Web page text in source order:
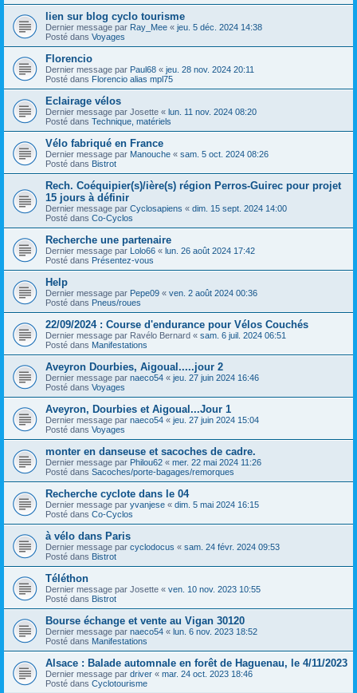
lien sur blog cyclo tourisme
Dernier message par Ray_Mee « jeu. 5 déc. 2024 14:38
Posté dans Voyages
Florencio
Dernier message par Paul68 « jeu. 28 nov. 2024 20:11
Posté dans Florencio alias mpl75
Eclairage vélos
Dernier message par Josette « lun. 11 nov. 2024 08:20
Posté dans Technique, matériels
Vélo fabriqué en France
Dernier message par Manouche « sam. 5 oct. 2024 08:26
Posté dans Bistrot
Rech. Coéquipier(s)/ière(s) région Perros-Guirec pour projet
15 jours à définir
Dernier message par Cyclosapiens « dim. 15 sept. 2024 14:00
Posté dans Co-Cyclos
Recherche une partenaire
Dernier message par Lolo66 « lun. 26 août 2024 17:42
Posté dans Présentez-vous
Help
Dernier message par Pepe09 « ven. 2 août 2024 00:36
Posté dans Pneus/roues
22/09/2024 : Course d'endurance pour Vélos Couchés
Dernier message par Ravélo Bernard « sam. 6 juil. 2024 06:51
Posté dans Manifestations
Aveyron Dourbies, Aigoual.....jour 2
Dernier message par naeco54 « jeu. 27 juin 2024 16:46
Posté dans Voyages
Aveyron, Dourbies et Aigoual...Jour 1
Dernier message par naeco54 « jeu. 27 juin 2024 15:04
Posté dans Voyages
monter en danseuse et sacoches de cadre.
Dernier message par Philou62 « mer. 22 mai 2024 11:26
Posté dans Sacoches/porte-bagages/remorques
Recherche cyclote dans le 04
Dernier message par yvanjese « dim. 5 mai 2024 16:15
Posté dans Co-Cyclos
à vélo dans Paris
Dernier message par cyclodocus « sam. 24 févr. 2024 09:53
Posté dans Bistrot
Téléthon
Dernier message par Josette « ven. 10 nov. 2023 10:55
Posté dans Bistrot
Bourse échange et vente au Vigan 30120
Dernier message par naeco54 « lun. 6 nov. 2023 18:52
Posté dans Manifestations
Alsace : Balade automnale en forêt de Haguenau, le 4/11/2023
Dernier message par driver « mar. 24 oct. 2023 18:46
Posté dans Cyclotourisme